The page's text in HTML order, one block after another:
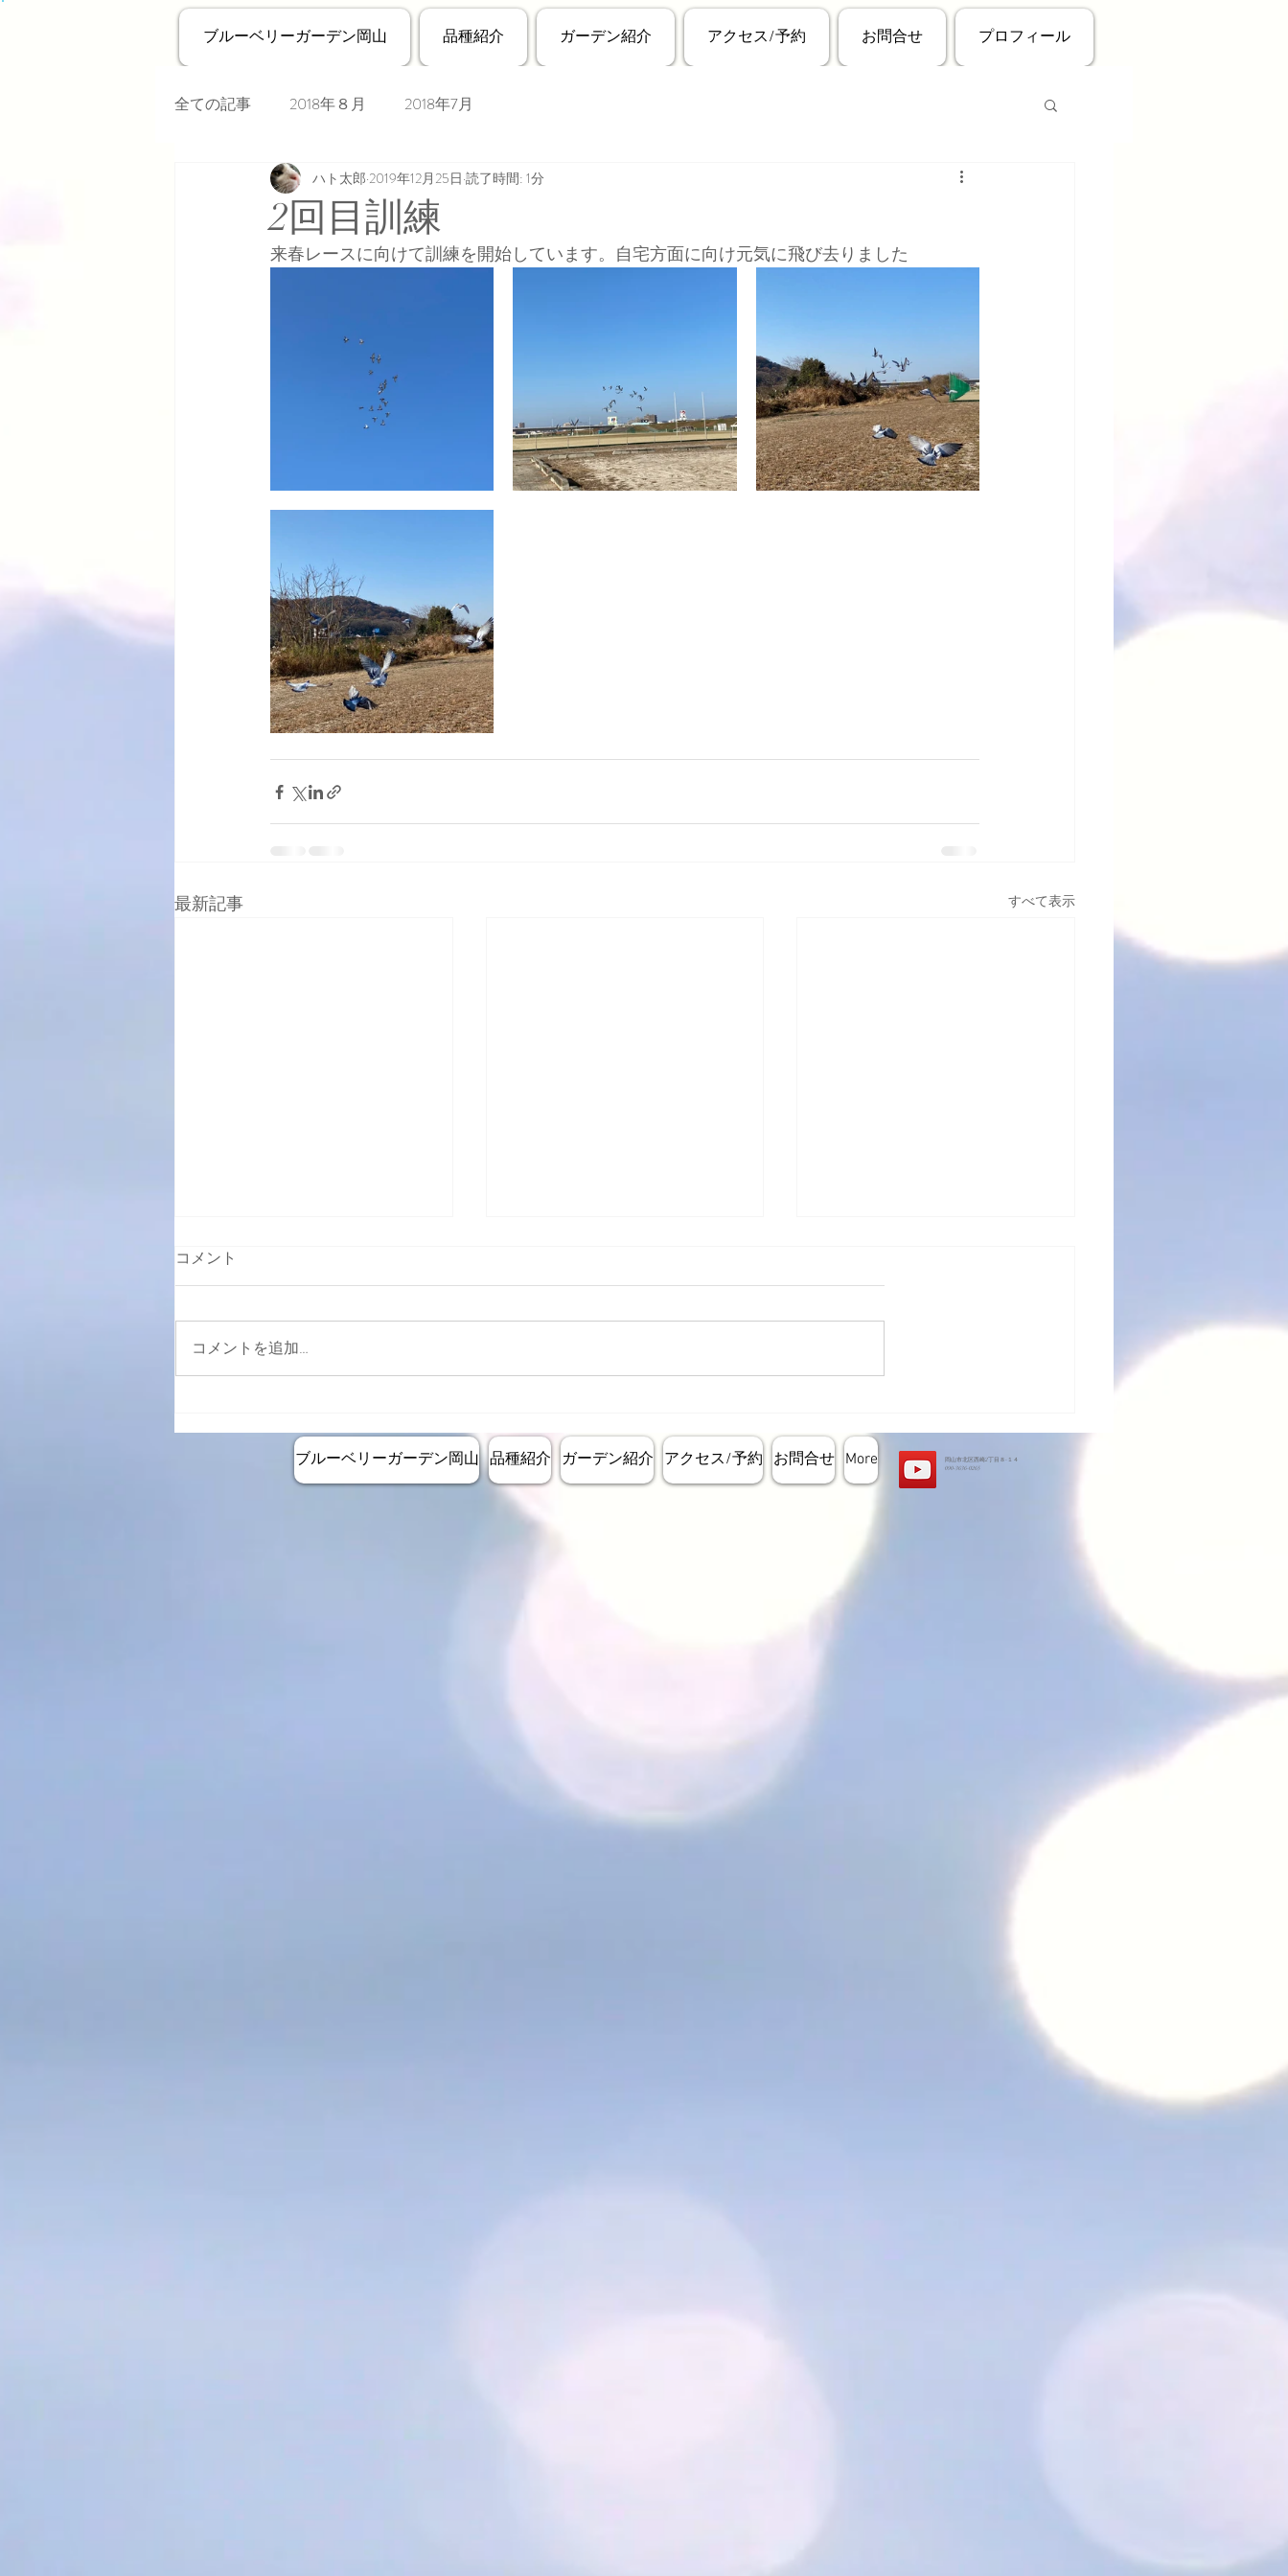
ブルーベリーガーデン岡山 品種紹介 ガーデン紹介 アクセス/予約 お問合せ プロフィール
全ての記事 2018年８月 2018年7月
2回目訓練
ハト太郎 2019年12月25日 読了時間: 1分
来春レースに向けて訓練を開始しています。自宅方面に向け元気に飛び去りました
最新記事 すべて表示
します
進んでいます。
コメント
コメントを追加…
ブルーベリーガーデン岡山 品種紹介 ガーデン紹介 アクセス/予約 お問合せ More
岡山市北区西崎2丁目８-１４
​090-3636-0265